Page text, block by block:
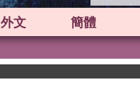
外文 簡體